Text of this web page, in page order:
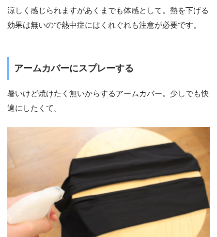
涼しく感じられますがあくまでも体感として。熱を下げる
効果は無いので熱中症にはくれぐれも注意が必要です。
アームカバーにスプレーする
暑いけど焼けたく無いからするアームカバー。少しでも快
適にしたくて。